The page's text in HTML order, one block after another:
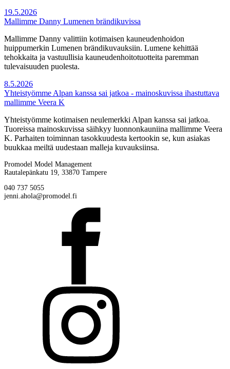
19.5.2026
Mallimme Danny Lumenen brändikuvissa
Mallimme Danny valittiin kotimaisen kauneudenhoidon
huippumerkin Lumenen brändikuvauksiin. Lumene kehittää
tehokkaita ja vastuullisia kauneudenhoitotuotteita paremman
tulevaisuuden puolesta.
8.5.2026
Yhteistyömme Alpan kanssa sai jatkoa - mainoskuvissa ihastuttava
mallimme Veera K
Yhteistyömme kotimaisen neulemerkki Alpan kanssa sai jatkoa.
Tuoreissa mainoskuvissa säihkyy luonnonkauniina mallimme Veera
K. Parhaiten toiminnan tasokkuudesta kertookin se, kun asiakas
buukkaa meiltä uudestaan malleja kuvauksiinsa.
Promodel Model Management
Rautalepänkatu 19, 33870 Tampere
040 737 5055
jenni.ahola@promodel.fi